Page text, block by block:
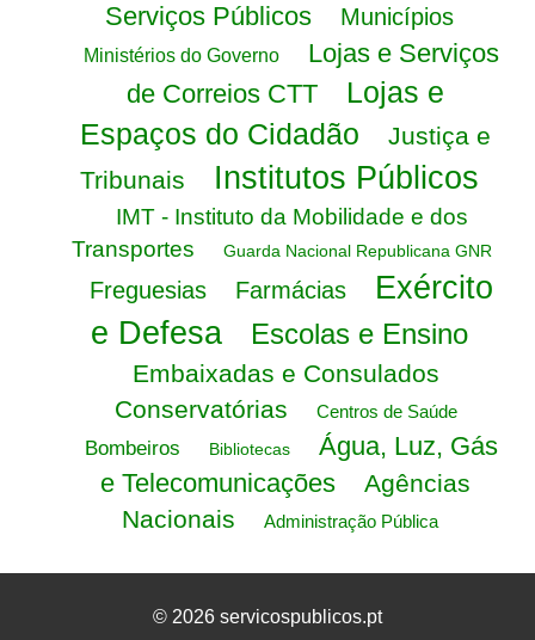
Serviços Públicos
Municípios
Ministérios do Governo
Lojas e Serviços
de Correios CTT
Lojas e
Espaços do Cidadão
Justiça e
Tribunais
Institutos Públicos
IMT - Instituto da Mobilidade e dos
Transportes
Guarda Nacional Republicana GNR
Freguesias Farmácias
Exército
e Defesa
Escolas e Ensino
Embaixadas e Consulados
Conservatórias
Centros de Saúde
Bombeiros Bibliotecas
Água, Luz, Gás
e Telecomunicações
Agências
Nacionais
Administração Pública
© 2026 servicospublicos.pt